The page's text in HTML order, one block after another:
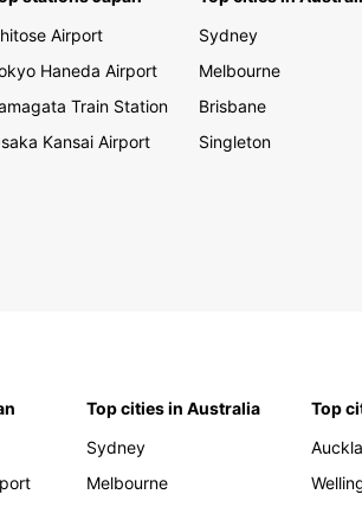
Airport
Haneda Airport
Train Station
Kansai Airport
Sydney
Melbourne
Brisbane
Singleton
Top cities in Australia
Sydney
Melbourne
Top